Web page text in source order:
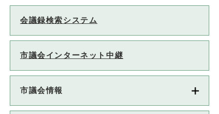
会議録検索システム
市議会インターネット中継
市議会情報